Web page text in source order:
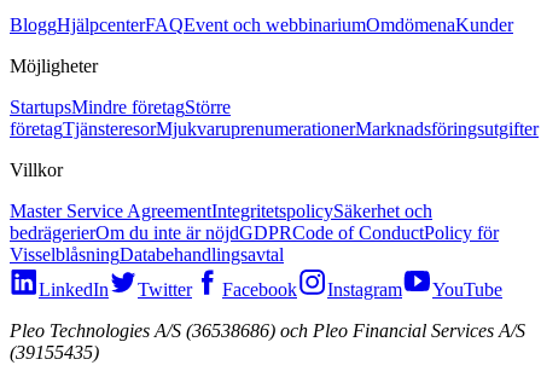
BloggHjälpcenterFAQEvent och webbinariumOmdömenaKunder
Möjligheter
StartupsMindre företagStörre
företagTjänsteresorMjukvaruprenumerationerMarknadsföringsutgifter
Villkor
Master Service AgreementIntegritetspolicySäkerhet och
bedrägerierOm du inte är nöjdGDPRCode of ConductPolicy för
VisselblåsningDatabehandlingsavtal
LinkedIn
Twitter Facebook Instagram
YouTube
Pleo Technologies A/S (36538686) och Pleo Financial Services A/S
(39155435)